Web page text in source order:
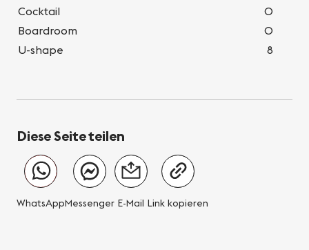
Cocktail
0
Boardroom
0
U-shape
8
Diese Seite teilen
WhatsAppMessenger E-Mail Link kopieren